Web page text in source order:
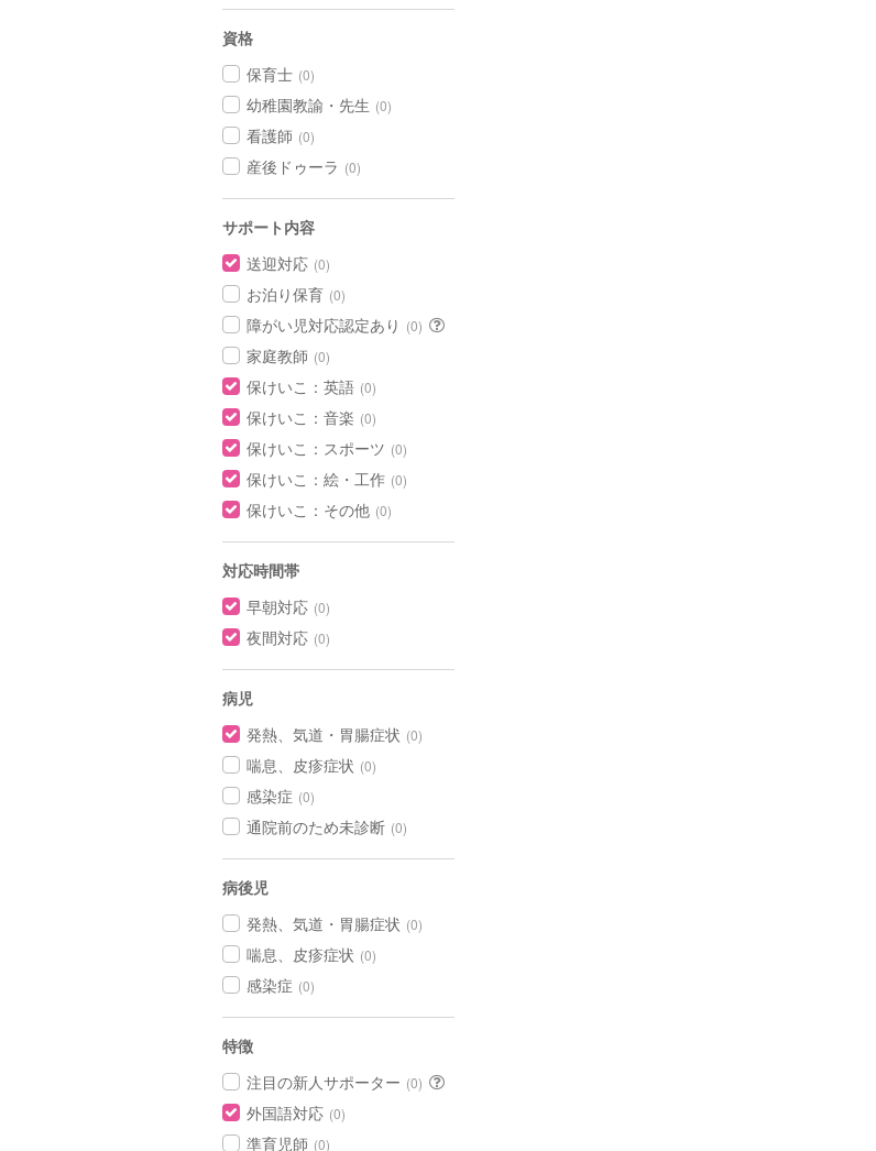
資格
保育士 (0)
幼稚園教諭・先生 (0)
看護師 (0)
産後ドゥーラ (0)
サポート内容
送迎対応 (0)
お泊り保育 (0)
障がい児対応認定あり (0)
家庭教師 (0)
保けいこ：英語 (0)
保けいこ：音楽 (0)
保けいこ：スポーツ (0)
保けいこ：絵・工作 (0)
保けいこ：その他 (0)
対応時間帯
早朝対応 (0)
夜間対応 (0)
病児
発熱、気道・胃腸症状 (0)
喘息、皮疹症状 (0)
感染症 (0)
通院前のため未診断 (0)
病後児
発熱、気道・胃腸症状 (0)
喘息、皮疹症状 (0)
感染症 (0)
特徴
注目の新人サポーター (0)
外国語対応 (0)
準育児師 (0)